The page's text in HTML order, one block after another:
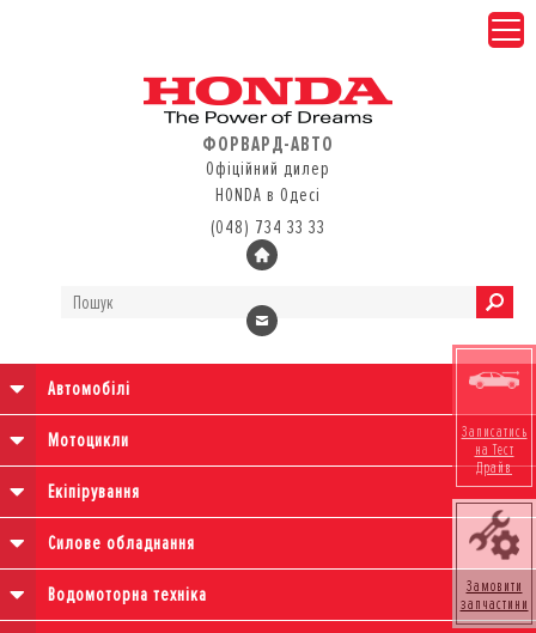
ФОРВАРД-АВТО
Офіційний дилер
HONDA в Одесі
(048) 734 33 33
Автомобілі
Мотоцикли
Екіпірування
Силове обладнання
Водомоторна техніка
Записатись
на Тест
Драйв
Замовити
запчастини